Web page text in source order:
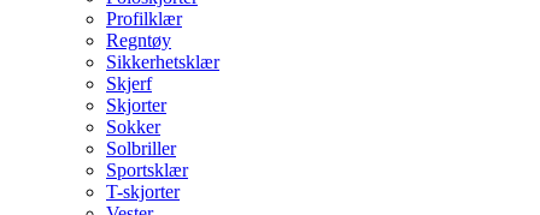
Profilklær
Regntøy
Sikkerhetsklær
Skjerf
Skjorter
Sokker
Solbriller
Sportsklær
T-skjorter